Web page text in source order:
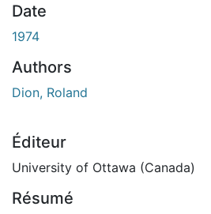
Date
1974
Authors
Dion, Roland
Éditeur
University of Ottawa (Canada)
Résumé